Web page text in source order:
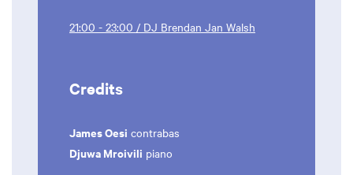
21:00 - 23:00 / DJ Brendan Jan Walsh
Credits
James Oesi contrabas
Djuwa Mroivili piano